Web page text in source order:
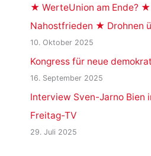
★ WerteUnion am Ende? ★
Nahostfrieden ★ Drohnen
10. Oktober 2025
Kongress für neue
16. September 2025
Interview Sven-Jarno Bien
Freitag-TV
29. Juli 2025